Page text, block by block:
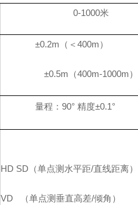
0-1000米
±0.2m （＜ 400m）
±0.5m （400m-1000m）
量程： 90° 精度±0.1°
HD SD （单点测水平距/直线距离）
VD （单点测垂直高差/倾角）